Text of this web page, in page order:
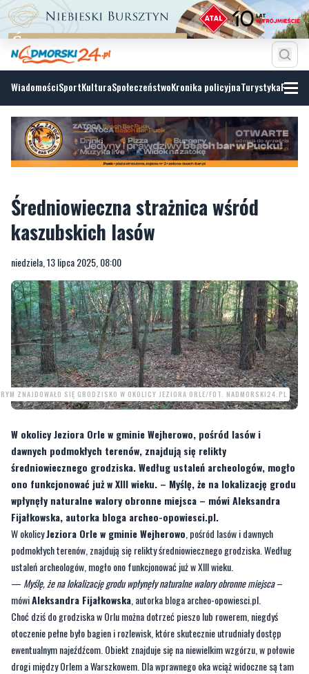
WiadomościSportKulturaSpołeczeństwoKronika policyjnaTurystyka
Średniowieczna strażnica wśród
niedziela, 13 lipca 2025, 08:00
ZNAJDOWAŁO SIĘ GRODZISKO W OKOLICY JEZIORA ORLE/FOT. NADMORSKI24.PL
W okolicy Jeziora Orle w gminie Wejherowo, pośród lasów i
dawnych podmokłych terenów, znajdują się relikty
ono funkcjonować już w XIII wieku. – Myślę, że na lokalizację grodu
wpłynęły naturalne walory obronne miejsca – mówi Aleksandra
Fijałkowska, autorka bloga archeo-opowiesci.pl.
W okolicyJeziora Orle w gminie Wejherowo, pośród lasów i dawnych
podmokłych terenów, znajdują się relikty średniowiecznego grodziska. Według
ustaleń archeologów, mogło ono funkcjonować już w XIII wieku.
—Myślę, że na lokalizację grodu wpłynęły naturalne walory obronne miejsca
mówiAleksandra Fijałkowska, autorka bloga archeo-opowiesci.pl.
Choć dziś do grodziska w Orlu można dotrzeć pieszo lub rowerem, niegdyś
otoczenie pełne było bagien i rozlewisk, które skutecznie utrudniały dostęp
ewentualnym najeźdźcom. Obiekt znajduje się na niewielkim wzgórzu, w połowie
drogi między Orlem a Warszkowem. Dla wprawnego oka wciąż widoczne są tam
ślady dawnych wałów i fos.
—W Polsce mamy wiele grodzisk, czyli pozostałości po dawnych grodach.
Budowano je z wykorzystaniem naturalnych form terenu – wzgórz, wysp, stromych